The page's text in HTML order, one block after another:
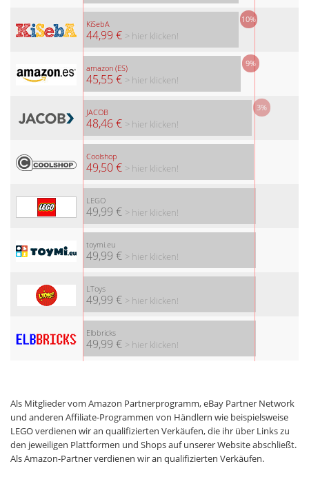
KiSebA
44,99 €
10%
> hier klicken!
amazon (ES)
45,55 €
9%
> hier klicken!
JACOB
48,46 €
3%
> hier klicken!
Coolshop
49,50 € > hier klicken!
LEGO
49,99 € > hier klicken!
toymi.eu
49,99 € > hier klicken!
LToys
49,99 € > hier klicken!
Elbbricks
49,99 € > hier klicken!
Als Mitglieder vom Amazon Partnerprogramm, eBay Partner Network
und anderen Affiliate-Programmen von Händlern wie beispielsweise
LEGO verdienen wir an qualifizierten Verkäufen, die ihr über Links zu
den jeweiligen Plattformen und Shops auf unserer Website abschließt.
Als Amazon-Partner verdienen wir an qualifizierten Verkäufen.